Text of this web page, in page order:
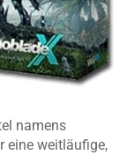
namens
eine weitläufige,